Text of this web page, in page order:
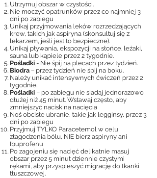
Utrzymuj obszar w czystości.
Nie moczyć opatrunków przez co najmniej 3
dni po zabiegu
Unikaj przyjmowania leków rozrzedzających
krew, takich jak aspiryna (skonsultuj się z
lekarzem, jeśli jest to bezpieczne).
Unikaj pływania, ekspozycji na słońce. leżaki,
sauna lub kąpiele przez 2 tygodnie.
Pośladki - Nie śpij na plecach przez tydzień.
Biodra – przez tydzień nie śpij na boku.
Należy unikać intensywnych ćwiczeń przez 2
tygodnie.
Pośladki – po zabiegu nie siadaj jednorazowo
dłużej niż 45 minut. Wstawaj często, aby
zmniejszyć nacisk na nacięcia
Noś obcisłe ubranie, takie jak legginsy, przez 3
dni po zabiegu
Przyjmuj TYLKO Paracetemol w celu
złagodzenia bólu, NIE bierz aspiryny ani
Ibuprofenu
Po zagojeniu się nacięć delikatnie masuj
obszar przez 5 minut dziennie czystymi
rękami, aby przyspieszyć migrację do tkanki
tłuszczowej.